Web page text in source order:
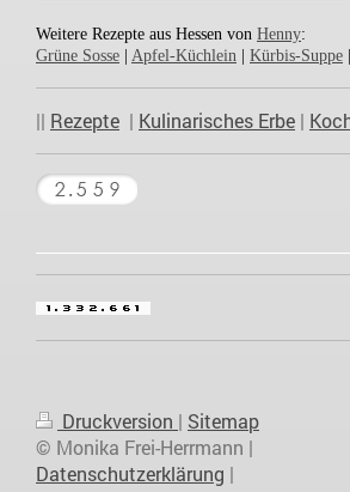
Weitere Rezepte aus Hessen von Henny:
Grüne Sosse
Apfel-Küchlein Kürbis-Suppe
|| Rezepte | Kulinarisches Erbe |
Druckversion | Sitemap
© Monika Frei-Herrmann |
Datenschutzerklärung |